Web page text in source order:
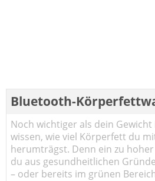
Bluetooth-
Noch wichtiger als dein Gewicht
wissen, wie viel Körperfett du
herumträgst. Denn ein zu
du aus gesundheitlichen
– oder bereits im grünen